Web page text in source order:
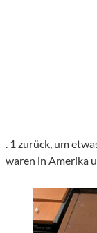
. 1 zurück, um
waren in Amerika